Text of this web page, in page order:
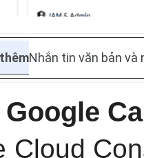
Nhắn tin văn bản và
Cloud